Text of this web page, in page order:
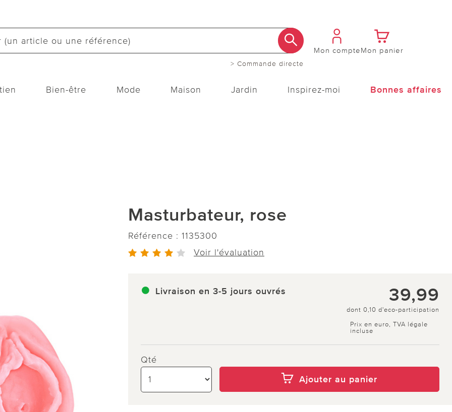
> Commande directe
Mon compteMon panier
Bien-être Mode Maison Jardin Inspirez-moi Bonnes affaires
Masturbateur, rose
Référence : 1135300
Voir l'évaluation
Livraison en 3-5 jours ouvrés 39,99
dont 0,10 d'eco-participation
Prix en euro, TVA légale
incluse
Qté
Ajouter au panier